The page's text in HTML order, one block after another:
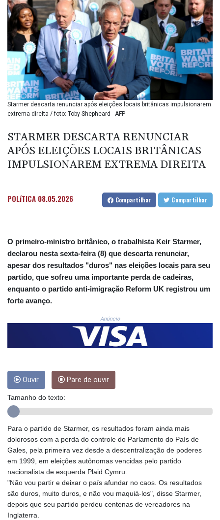
BND 1.48089
BOB 14.025967
BRL 5.938617
BSD 1.154928
BTN 109.794748
BWP 15.661517
BYN 3.415745
BYR
BZD 2.322716
2612.604653
CHF 0.93223
CLP
CNH 7.796366
CUC 1.155508
CUP 30.620975
CVE 110.577359
CZK 24.184522
DJF 205.35721
GGP 0.858801
GIP 0.858801
GMD 84.931759
GNF
10148.261152
GYD 241.584711
HKD 9.063364
HNL 31.036971
Starmer descarta renunciar após eleições locais britânicas impulsionarem
extrema direita / foto: Toby Shepheard - AFP
STARMER DESCARTA RENUNCIAR
APÓS ELEIÇÕES LOCAIS BRITÂNICAS
IMPULSIONAREM EXTREMA DIREITA
POLíTICA 08.05.2026 Compartilhar Compartilhar
O primeiro-ministro britânico, o trabalhista Keir Starmer,
declarou nesta sexta-feira (8) que descarta renunciar,
apesar dos resultados "duros" nas eleições locais para seu
partido, que sofreu uma importante perda de cadeiras,
enquanto o partido anti-imigração Reform UK registrou um
forte avanço.
Anúncio
Ouvir Pare de ouvir
Tamanho do texto:
Para o partido de Starmer, os resultados foram ainda mais
dolorosos com a perda do controle do Parlamento do País de
Gales, pela primeira vez desde a descentralização de poderes
em 1999, em eleições autônomas vencidas pelo partido
nacionalista de esquerda Plaid Cymru.
"Não vou partir e deixar o país afundar no caos. Os resultados
são duros, muito duros, e não vou maquiá-los", disse Starmer,
depois que seu partido perdeu centenas de vereadores na
Inglaterra.